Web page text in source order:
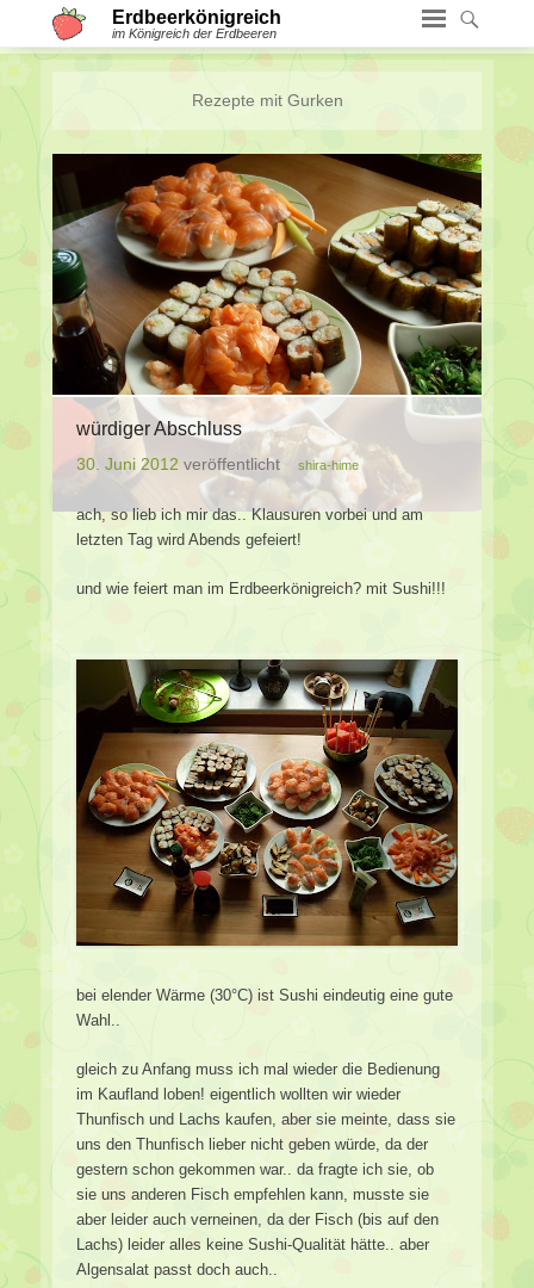
Erdbeerkönigreich
im Königreich der Erdbeeren
Rezepte mit Gurken
würdiger Abschluss
30. Juni 2012 veröffentlicht shira-hime
ach, so lieb ich mir das.. Klausuren vorbei und am
letzten Tag wird Abends gefeiert!
und wie feiert man im Erdbeerkönigreich? mit Sushi!!!
bei elender Wärme (30°C) ist Sushi eindeutig eine gute
Wahl..
gleich zu Anfang muss ich mal wieder die Bedienung
im Kaufland loben! eigentlich wollten wir wieder
Thunfisch und Lachs kaufen, aber sie meinte, dass sie
uns den Thunfisch lieber nicht geben würde, da der
gestern schon gekommen war.. da fragte ich sie, ob
sie uns anderen Fisch empfehlen kann, musste sie
aber leider auch verneinen, da der Fisch (bis auf den
Lachs) leider alles keine Sushi-Qualität hätte.. aber
Algensalat passt doch auch..